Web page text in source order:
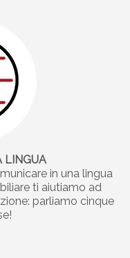
LINGUA
in una lingua
ti aiutiamo ad
parliamo cinque